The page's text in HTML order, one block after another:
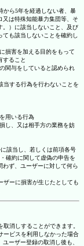
から5年を経過しない者、暴
又は特殊知能暴力集団等、そ
。）に該当しないこと、及び
も該当しないことを確約し
損害を加える目的をもって
すること
関与をしていると認められ
当する行為を行わないことを
用いる行為
し、又は相手方の業務を妨
該当し、若しくは前項各号
確約に関して虚偽の申告を
わず、ユーザーに対して何ら
ザーに損害が生じたとしても
消しすることができます。
ービスを利用しなかった場合
ーザー登録の取消し後も、